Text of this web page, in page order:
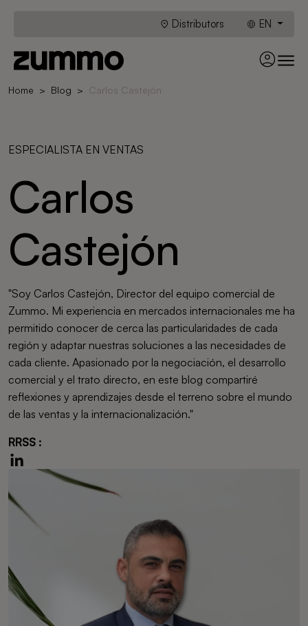
Distributors EN
Home Blog Carlos Castejón
ESPECIALISTA EN VENTAS
Carlos
Castejón
"Soy Carlos Castejón, Director del equipo comercial de
Zummo. Mi experiencia en mercados internacionales me ha
permitido conocer de cerca las particularidades de cada
región y adaptar nuestras soluciones a las necesidades de
cada cliente. Apasionado por la negociación, el desarrollo
comercial y el trato directo, en este blog compartiré
reflexiones y aprendizajes desde el terreno sobre el mundo
de las ventas y la internacionalización."
RRSS :